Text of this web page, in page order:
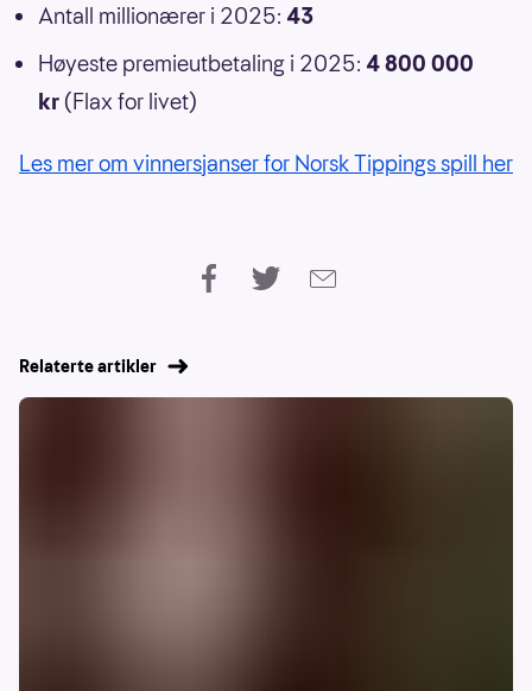
Antall millionærer i 2025: 43
Høyeste premieutbetaling i 2025: 4 800 000
kr (Flax for livet)
Les mer om vinnersjanser for Norsk Tippings spill her
Relaterte artikler